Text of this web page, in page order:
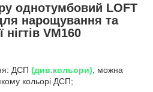
однотумбовий LOFT
нарощування та
нігтів VM160
ДСП (див.кольори), можна
кольорі ДСП;